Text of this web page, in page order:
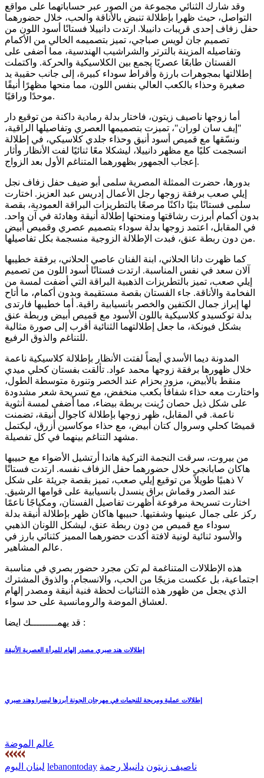
وقد شارك الثنائي مجموعة من الصور عبر حساباتهما على مواقع
التواصل، حيث ظهرا بإطلالة تنبض بالأناقة والحب، خلال حضورهما
حفل زفاف إحدى قريبات دانييلا. ارتدت دانييلا فستانًا أسود اللون من
تصميم جان لويس صباجي، تميز بتصميمه الخالي من الأكمام
وتفاصيله المزينة بالترتر والشراشيب الهندسية، مما أضفى على
الفستان طابعًا عصريًا يجمع بين الكلاسيكية والحركة. واكتملت
إطلالتها بمجوهرات بارزة وأقراط سوداء كبيرة، إلى جانب حقيبة يد
صغيرة وحذاء بالكعب العالي بنفس اللون، مما منحها مظهرًا أنيقًا
موحدًا وراقيًا.
أما زوجها ناصيف زيتون، فاختار بدلة رمادية داكنة من توقيع دار
"إيف سان لوران"، تميزت بتصميمها العصري وتفاصيلها الراقية،
ونسّقها مع قميص أسود أنيق وحذاء جلدي كلاسيكي، في إطلالة
انسجمت كليًا مع مظهر دانييلا، ليشكلا معًا ثنائيًا لفت الأنظار وأثار
إعجاب الجمهور بظهورهما المتناغم الأول بعد الزواج.
بدورها، حضرت الممثلة المصرية سلمى أبو ضيف حفل زفاف نجل
إيلي صعب برفقة زوجها رجل الأعمال إدريس عبد العزيز. اختارت
سلمى فستانًا بنيًا داكنًا مرصعًا بالتطريزات البراقة العمودية، بقصة
بدون أكمام أبرزت رشاقتها ومنحتها إطلالة أنيقة وهادئة في آن واحد.
في المقابل، اعتمد زوجها بدلة سوداء بتصميم عصري وقميص أبيض
من دون ربطة عنق، فبدت الإطلالة الزوجية منسجمة بكل تفاصيلها.
كما ظهرت دانا الحلاني، ابنة الفنان عاصي الحلاني، برفقة خطيبها
آلان سعد في نفس المناسبة. ارتدت فستانًا أسود اللون من تصميم
إيلي صعب، تميز بالتطريزات الذهبية البراقة التي أضفت لمسة من
الفخامة والأناقة. جاء الفستان بقصة مستقيمة وبدون أكمام، ما أتاح
لها إبراز جمال الكتفين والخصر بانسيابية راقية. أما خطيبها فارتدى
بدلة توكسيدو كلاسيكية باللون الأسود مع قميص أبيض وربطة عنق
بشكل فيونكة، ما جعل إطلالتهما الثنائية أقرب إلى صورة مثالية
للتناغم والذوق الرفيع.
المدونة ديما الأسدي أيضاً لفتت الأنظار بإطلالة كلاسيكية ناعمة
خلال ظهورها برفقة زوجها محمد عواد. تألقت بفستان كحلي ميدي
منقط بالأبيض، مزود بحزام عند الخصر وتنورة متوسطة الطول،
واختارت معه حذاء شفافاً بكعب منخفض، مع تسريحة شعر مشدودة
على شكل ذيل حصان زُينت بربطة بيضاء، مما أضفى لمسة أنثوية
ناعمة. في المقابل، ظهر زوجها بإطلالة كاجوال أنيقة، تضمنت
قميصًا كحلي وسروال كتان أبيض، مع حذاء موكاسين أزرق، ليكتمل
مشهد التناغم بينهما في كل تفصيلة.
من بيروت، سرقت النجمة التركية هاندا أرتشيل الأضواء مع حبيبها
هاكان صابانجي خلال حضورهما حفل الزفاف نفسه. ارتدت فستانًا
ذهبيًا طويلاً من توقيع إيلي صعب، تميز بقصة جريئة على شكل V
عند الصدر وقماش براق ينسدل بانسيابية على قوامها الرشيق.
اختارت تسريحة مرفوعة أظهرت تفاصيل الفستان، ومكياجًا ناعمًا
ركز على جمال عينيها وشفتيها. حبيبها هاكان ظهر بإطلالة أنيقة بدلة
سوداء مع قميص من دون ربطة عنق، ليشكل اللونان الذهبي
والأسود ثنائية لونية لافتة أكدت حضورهما المميز كثنائي بارز في
عالم المشاهير.
هذه الإطلالات المتناغمة لم تكن مجرد حضور بصري في مناسبة
اجتماعية، بل عكست مزيجًا من الحب، والانسجام، والذوق المشترك
الذي يجعل من ظهور هذه الثنائيات لحظة فنية أنيقة ومصدر إلهام
لعشاق الموضة والرومانسية على حد سواء.
قد يهمـــــــــك ايضا :
إطلالات هند صبري مصدر إلهام للمرأة العصرية الأنيقة
إطلالات عملية ومريحة للنجمات في مهرجان الجونة أبرزها ليسرا وهند صبري
عالم الموضة
لبنان اليوم lebanontoday ناصيف زيتون دانييلا رحمة